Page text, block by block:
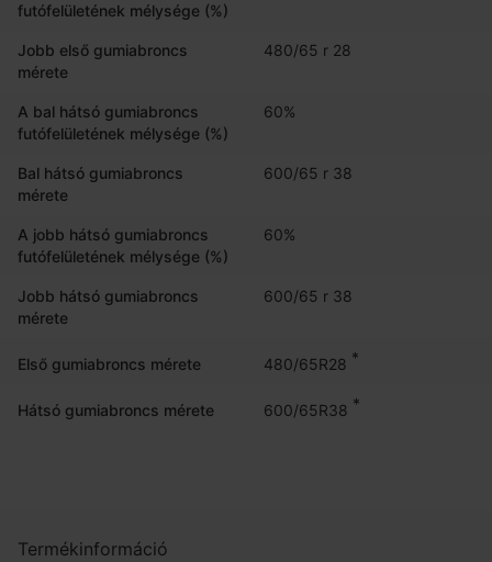
futófelületének mélysége (%)
Jobb első gumiabroncs
mérete
480/65 r 28
A bal hátsó gumiabroncs
futófelületének mélysége (%)
60%
Bal hátsó gumiabroncs
mérete
600/65 r 38
A jobb hátsó gumiabroncs
futófelületének mélysége (%)
60%
Jobb hátsó gumiabroncs
mérete
600/65 r 38
Első gumiabroncs mérete 480/65R28 *
Hátsó gumiabroncs mérete 600/65R38 *
Termékinformáció